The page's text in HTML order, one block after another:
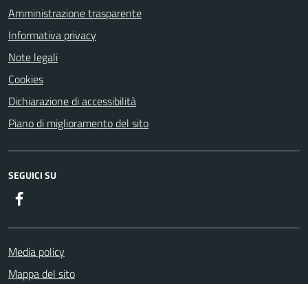
Amministrazione trasparente
Informativa privacy
Note legali
Cookies
Dichiarazione di accessibilità
Piano di miglioramento del sito
SEGUICI SU
Media policy
Mappa del sito